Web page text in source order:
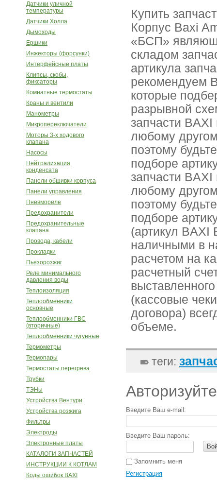
Датчики уличной
температуры
Датчики Холла
Дымоходы
Ершики
Инжекторы (форсунки)
Интерфейсные платы
Клипсы, скобы,
фиксаторы
Комнатные термостаты
Краны и вентили
Манометры
Микропереключатели
Моторы 3-х ходового
клапана
Насосы
Нейтрализация
конденсата
Панели обшивки корпуса
Панели управления
Пневмореле
Предохранители
Предохранительные
клапана
Провода, кабели
Прокладки
Пьезорозжиг
Реле минимального
давления воды
Теплоизоляция
Теплообменники
основные
Теплообменники ГВС
(вторичные)
Теплообменники чугунные
Термометры
Термопары
Термостаты перегрева
Трубки
ТЭНы
Устройства Вентури
Устройства розжига
Фильтры
Электроды
Электронные платы
КАТАЛОГИ ЗАПЧАСТЕЙ
ИНСТРУКЦИИ К КОТЛАМ
Коды ошибок BAXI
Купить
Корпус Baxi
«БСП»
складом
артикула
рекомендуем
которые
разрывной
запчасти
любому
поэтому
подборе
запчасти
любому
поэтому
подборе
(артикул BAXI
наличными в
расчетом на
расчетный
(кассовые
договора)
объеме.
теги:
Введите Ваш e-mail:
Введите Ваш пароль:
Запомнить меня
Регистрация